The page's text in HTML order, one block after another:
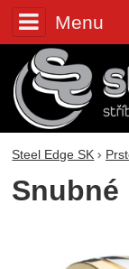
Menu
Steel Edge SK
Snubné